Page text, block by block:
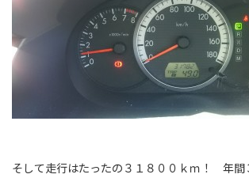
そして走行はたったの３１８００ｋｍ！ 年間